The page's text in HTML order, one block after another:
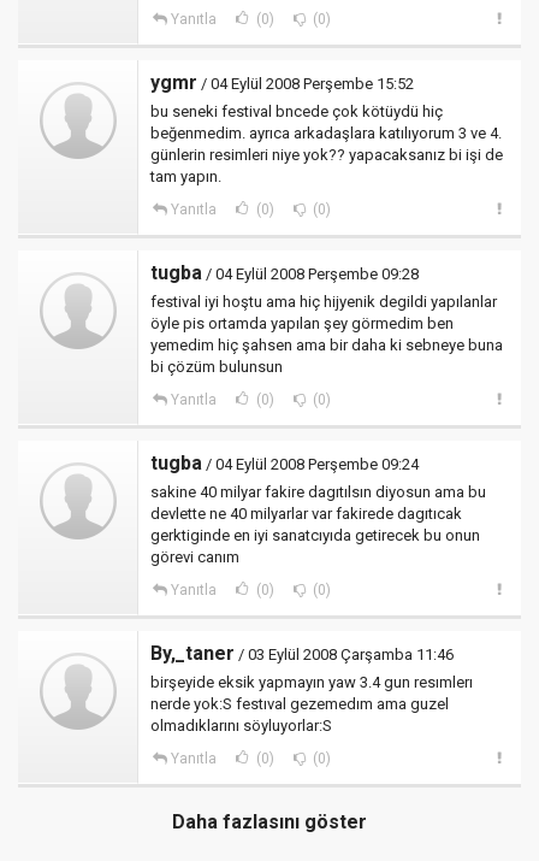
Yanıtla (0) (0)
ygmr / 04 Eylül 2008 Perşembe 15:52
bu seneki festival bncede çok kötüydü hiç
beğenmedim. ayrıca arkadaşlara katılıyorum 3 ve 4.
günlerin resimleri niye yok?? yapacaksanız bi işi de
tam yapın.
Yanıtla (0) (0)
tugba / 04 Eylül 2008 Perşembe 09:28
festival iyi hoştu ama hiç hijyenik degildi yapılanlar
öyle pis ortamda yapılan şey görmedim ben
yemedim hiç şahsen ama bir daha ki sebneye buna
bi çözüm bulunsun
Yanıtla (0) (0)
tugba / 04 Eylül 2008 Perşembe 09:24
sakine 40 milyar fakire dagıtılsın diyosun ama bu
devlette ne 40 milyarlar var fakirede dagıtıcak
gerktiginde en iyi sanatcıyıda getirecek bu onun
görevi canım
Yanıtla (0) (0)
By,_taner / 03 Eylül 2008 Çarşamba 11:46
birşeyide eksik yapmayın yaw 3.4 gun resımlerı
nerde yok:S festıval gezemedım ama guzel
olmadıklarını söyluyorlar:S
Yanıtla (0) (0)
Daha fazlasını göster